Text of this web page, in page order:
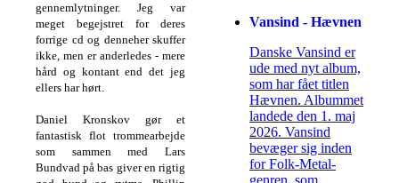
gennemlytninger. Jeg var
meget begejstret for deres
forrige cd og denneher skuffer
ikke, men er anderledes - mere
hård og kontant end det jeg
ellers har hørt.
Daniel Kronskov gør et
fantastisk flot trommearbejde
som sammen med Lars
Bundvad på bas giver en rigtig
Vansind - Hævnen
Danske Vansind er
ude med nyt album,
som har fået titlen
Hævnen. Albummet
landede den 1. maj
2026. Vansind
bevæger sig inden
for Folk-Metal-
genren, som